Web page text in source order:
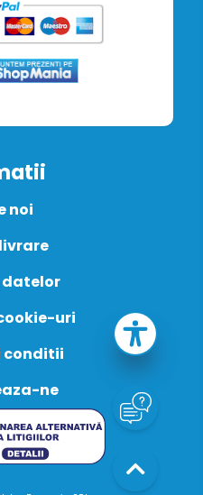
noi
uri
conditii
ne